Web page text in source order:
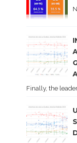
Finally, the